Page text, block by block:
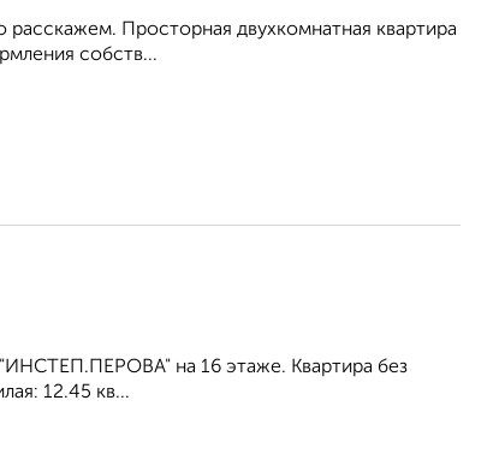
Просторная двухкомнатная квартира
собств...
на 16 этаже. Квартира без
12.45 кв...